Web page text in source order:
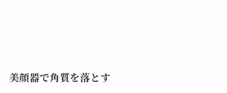
美顔器で角質を落とす